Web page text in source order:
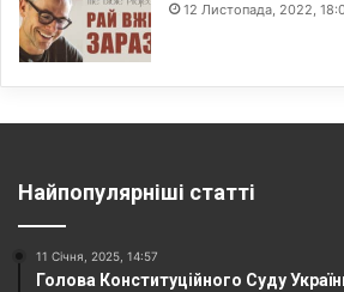
12 Листопада, 2022,
Найпопулярніші статті
11 Січня, 2025, 14:57
Голова Конституційного Суду